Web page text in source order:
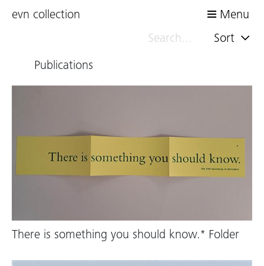
evn collection
Menu
Sort
Publications
There is something you should know.* Folder